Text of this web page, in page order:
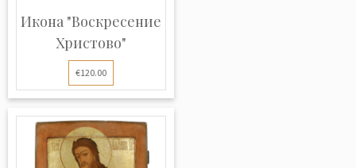
Икона "Воскресение
Христово"
€120.00